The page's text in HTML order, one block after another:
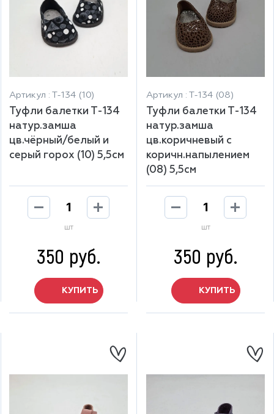
Артикул : Т-134 (10)
Туфли балетки Т-134
натур.замша
цв.чёрный/белый и
серый горох (10) 5,5см
шт
350 руб.
КУПИТЬ
Артикул : Т-134 (08)
Туфли балетки Т-134
натур.замша
цв.коричневый с
коричн.напылением
(08) 5,5см
шт
350 руб.
КУПИТЬ